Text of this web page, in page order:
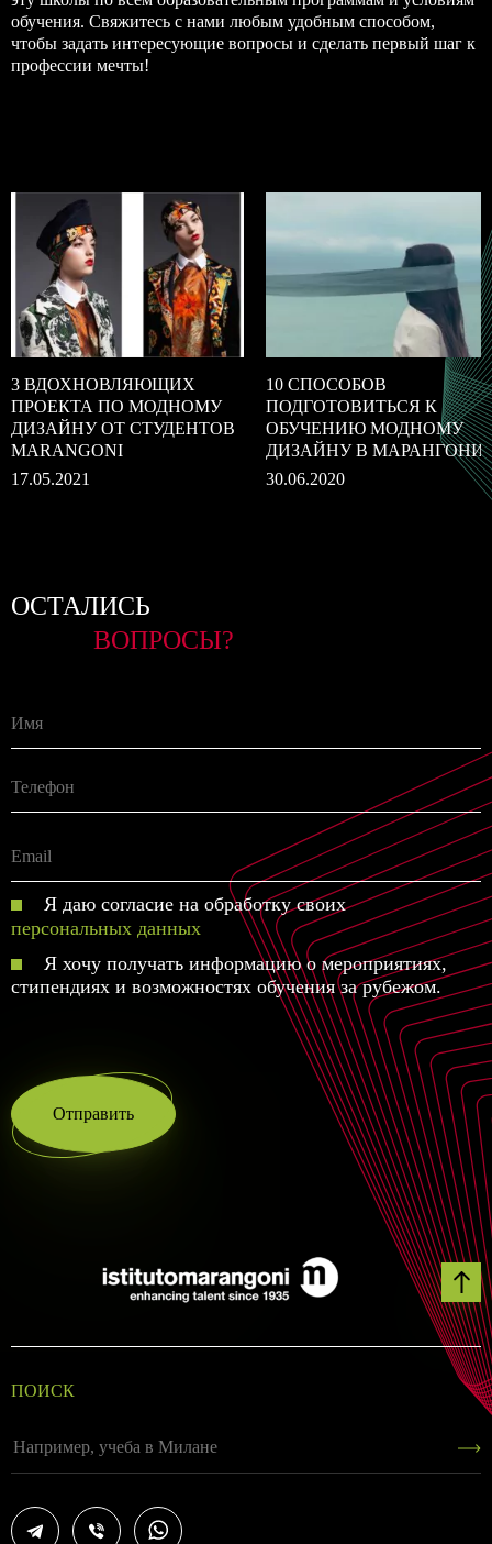
обучения. Свяжитесь с нами любым удобным способом,
чтобы задать интересующие вопросы и сделать первый шаг к
профессии мечты!
3 ВДОХНОВЛЯЮЩИХ
ПРОЕКТА ПО МОДНОМУ
ДИЗАЙНУ ОТ СТУДЕНТОВ
MARANGONI
17.05.2021
10 СПОСОБОВ
ПОДГОТОВИТЬСЯ К
ОБУЧЕНИЮ МОДНОМУ
ДИЗАЙНУ В МАРАНГОНИ
30.06.2020
ОСТАЛИСЬ
ВОПРОСЫ?
Я даю согласие на обработку своих
персональных данных
Я хочу получать информацию о мероприятиях,
стипендиях и возможностях обучения за рубежом.
Отправить
ПОИСК